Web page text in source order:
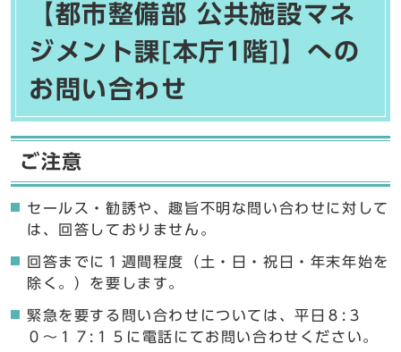
【都市整備部 公共施設マネ
ジメント課[本庁1階]】への
お問い合わせ
ご注意
セールス・勧誘や、趣旨不明な問い合わせに対して
は、回答しておりません。
回答までに１週間程度（土・日・祝日・年末年始を
除く。）を要します。
緊急を要する問い合わせについては、平日８:３
０〜１７:１５に電話にてお問い合わせください。